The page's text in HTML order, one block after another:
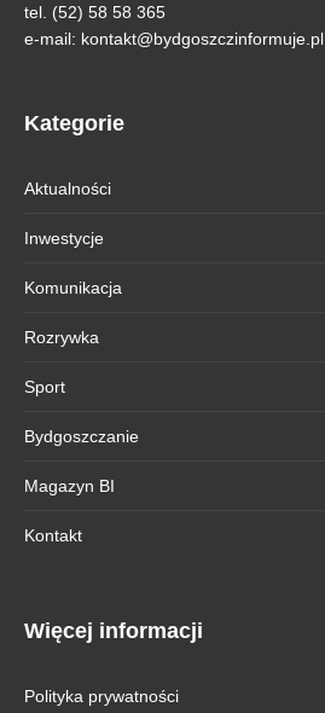
tel. (52) 58 58 365
e-mail: kontakt@bydgoszczinformuje.pl
Kategorie
Aktualności
Inwestycje
Komunikacja
Rozrywka
Sport
Bydgoszczanie
Magazyn BI
Kontakt
Więcej informacji
Polityka prywatności